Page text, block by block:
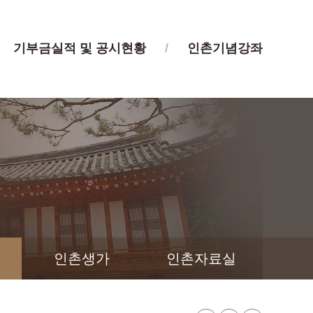
기부금실적 및 공시현황 / 인촌기념강좌
인촌생가 인촌자료실